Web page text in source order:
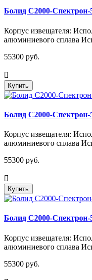
Болид С2000-
Корпус извещателя:
алюминиевого сплава
55300 руб.
Купить
Болид С2000-
Корпус извещателя:
алюминиевого сплава
55300 руб.
Купить
Болид С2000-
Корпус извещателя:
алюминиевого сплава
55300 руб.